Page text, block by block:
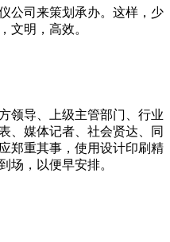
公司来策划承办。这样，少
文明，高效。
领导、上级主管部门、行业
、媒体记者、社会贤达、同
郑重其事，使用设计印刷精
场，以便早安排。